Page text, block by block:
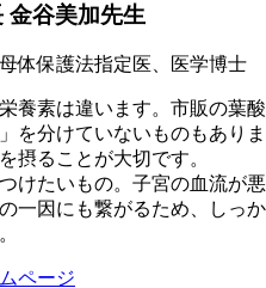
金谷美加先生
体保護法指定医、医学博士
養素は違います。市販の葉酸
を分けていないものもありま
摂ることが大切です。
けたいもの。子宮の血流が悪
一因にも繋がるため、しっか
ページ